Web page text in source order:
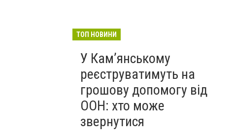
ТОП НОВИНИ
У Кам’янському
реєструватимуть на
грошову допомогу від
ООН: хто може
звернутися